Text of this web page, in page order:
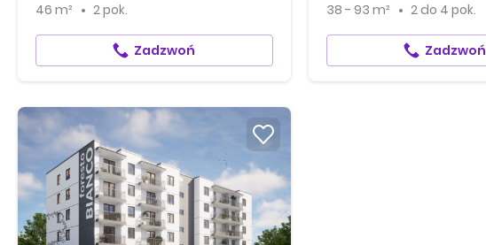
46 m² 2 pok.
Zadzwoń
38 - 93 m² 2do 4 pok.
Zadzwoń